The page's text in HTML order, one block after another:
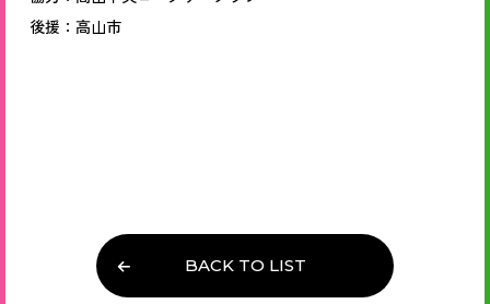
後援：高山市
BACK TO LIST